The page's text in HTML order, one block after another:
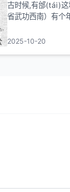
古时候,有邰(tái)这
省武功西南）有个
玩,在回家的路上,
2025-10-20